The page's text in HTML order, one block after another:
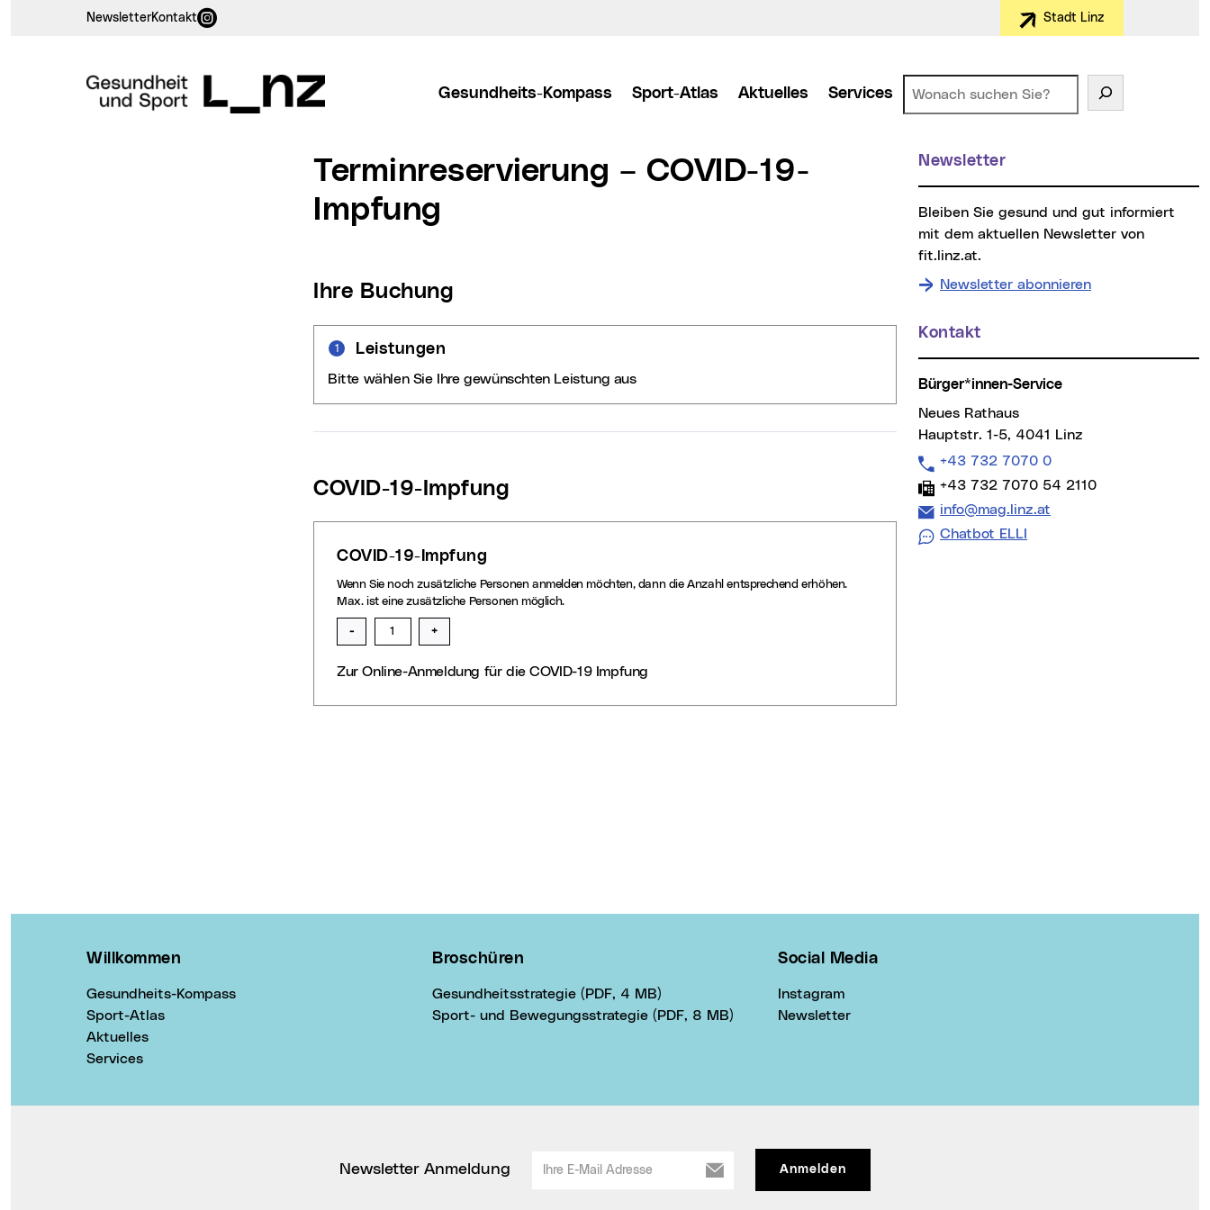
NewsletterKontaktInstagram (neues Fenster) Stadt Linz
Gesundheits-Kompass Sport-Atlas Aktuelles Services
Terminreservierung – COVID-19-
Impfung
Weitere Informationen
Newsletter
Bleiben Sie gesund und gut informiert
mit dem aktuellen Newsletter von
fit.linz.at.
Newsletter abonnieren
Kontakt
Bürger*innen-Service
Neues Rathaus
Hauptstr. 1-5, 4041 Linz
Telefon:
+43 732 7070 0
Fax:
+43 732 7070 54 2110
E-Mail Adresse:
info@mag.linz.at
Chatbot ELLI
Willkommen
Gesundheits-Kompass
Sport-Atlas
Aktuelles
Services
Broschüren
Gesundheitsstrategie (PDF, 4 MB)
Sport- und Bewegungsstrategie (PDF, 8 MB)
Social Media
Instagram
Newsletter
Newsletter Anmeldung
Ihre E-Mail Adresse
Anmelden